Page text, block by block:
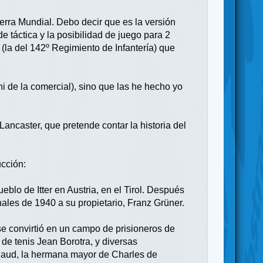
Mundial. Debo decir que es la versión
táctica y la posibilidad de juego para 2
del 142º Regimiento de Infantería) que
la comercial), sino que las he hecho yo
que pretende contar la historia del
de Itter en Austria, en el Tirol. Después
de 1940 a su propietario, Franz Grüner.
convirtió en un campo de prisioneros de
tenis Jean Borotra, y diversas
la hermana mayor de Charles de